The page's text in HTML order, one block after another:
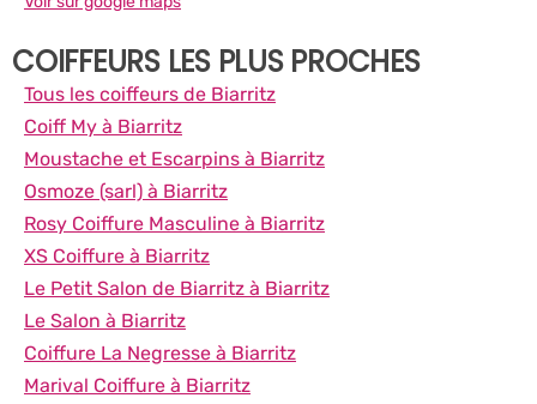
COIFFEURS LES PLUS PROCHES
Tous les coiffeurs de Biarritz
Coiff My à Biarritz
Moustache et Escarpins à Biarritz
Osmoze (sarl) à Biarritz
Rosy Coiffure Masculine à Biarritz
XS Coiffure à Biarritz
Le Petit Salon de Biarritz à Biarritz
Le Salon à Biarritz
Coiffure La Negresse à Biarritz
Marival Coiffure à Biarritz